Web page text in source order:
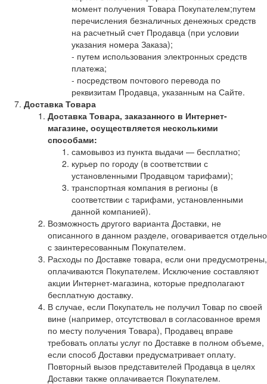
момент получения Товара Покупателем;путем
перечисления безналичных денежных средств
на расчетный счет Продавца (при условии
указания номера Заказа);
- путем использования электронных средств
платежа;
- посредством почтового перевода по
реквизитам Продавца, указанным на Сайте.
Доставка Товара
Доставка Товара, заказанного в Интернет-
магазине, осуществляется несколькими
способами:
самовывоз из пункта выдачи — бесплатно;
курьер по городу (в соответствии с
установленными Продавцом тарифами);
транспортная компания в регионы (в
соответствии с тарифами, установленными
данной компанией).
Возможность другого варианта Доставки, не
описанного в данном разделе, оговаривается отдельно
с заинтересованным Покупателем.
Расходы по Доставке товара, если они предусмотрены,
оплачиваются Покупателем. Исключение составляют
акции Интернет-магазина, которые предполагают
бесплатную доставку.
В случае, если Покупатель не получил Товар по своей
вине (например, отсутствовал в согласованное время
по месту получения Товара), Продавец вправе
требовать оплаты услуг по Доставке в полном объеме,
если способ Доставки предусматривает оплату.
Повторный вызов представителей Продавца в целях
Доставки также оплачивается Покупателем.